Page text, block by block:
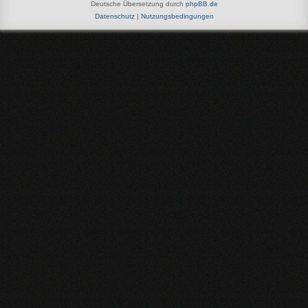
Deutsche Übersetzung durch phpBB.de
Datenschutz| Nutzungsbedingungen